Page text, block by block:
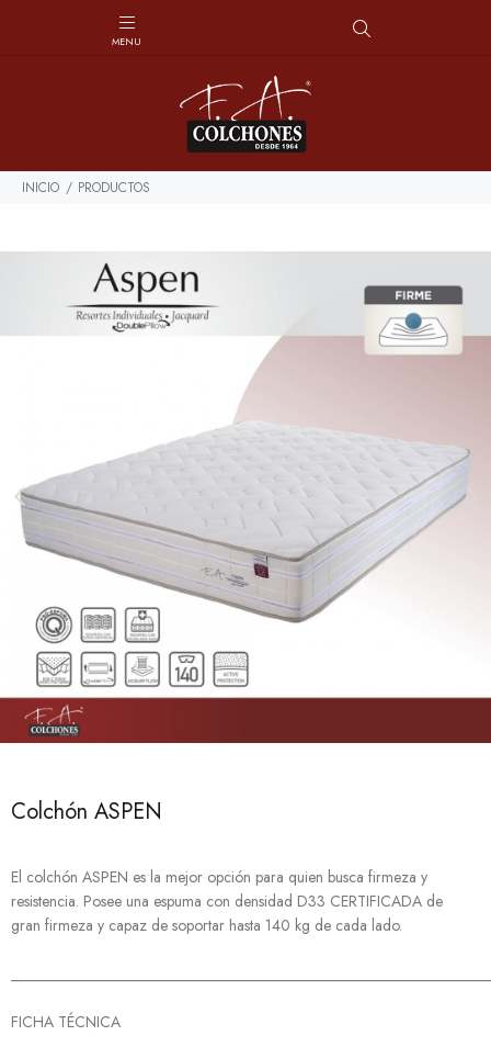
INICIO PRODUCTOS
Colchón ASPEN
El colchón ASPEN es la mejor opción para quien busca firmeza y
resistencia. Posee una espuma con densidad D33 CERTIFICADA de
gran firmeza y capaz de soportar hasta 140 kg de cada lado.
FICHA TÉCNICA